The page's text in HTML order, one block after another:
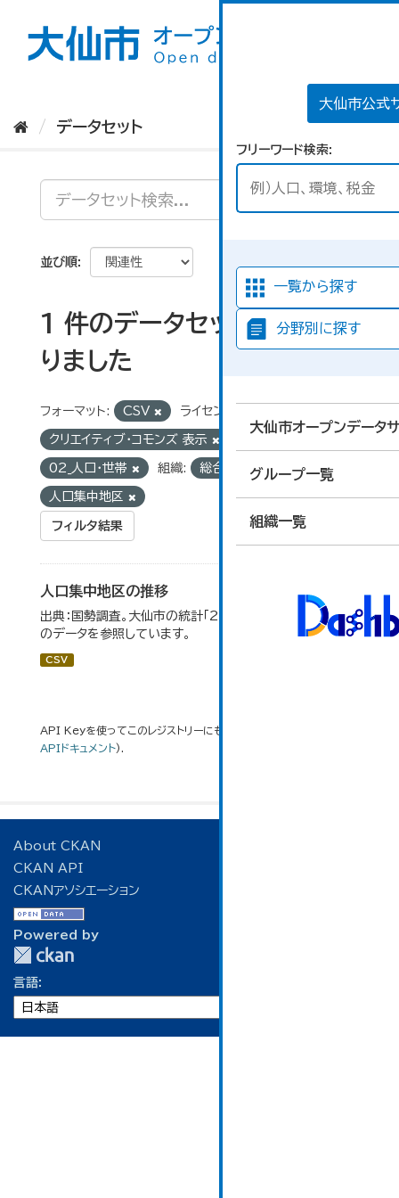
大仙市公式
フリーワード検索
一覧から探す
分野別に探す
大仙市オープンデータ
グループ一覧
組織一覧
データセット
並び順
1 件のデータセットが見つか
りました
フォーマット: CSV ライセンス:
クリエイティブ・コモンズ 表示
02_人口・世帯 組織: 総合政策課 タグ:
人口集中地区
フィルタ結果
人口集中地区の推移
出典：国勢調査。大仙市の統計「2-3 人口集中地区の推移」
のデータを参照しています。
CSV
API Keyを使ってこのレジストリーにもアクセス可能です
APIドキュメント).
About CKAN
CKAN API
CKANアソシエーション
Powered by
言語